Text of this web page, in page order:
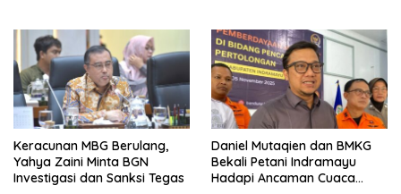
Keracunan MBG Berulang,
Yahya Zaini Minta BGN
Investigasi dan Sanksi Tegas
Daniel Mutaqien dan BMKG
Bekali Petani Indramayu
Hadapi Ancaman Cuaca